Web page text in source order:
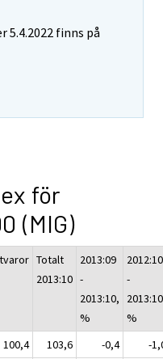
5.4.2022 finns på
för
(MIG)
Totalt
2013:10
2013:09
-
2013:10,
%
2012:10
-
%
100,4 103,6 -0,4 -